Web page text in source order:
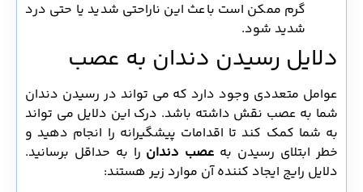
گرم ممکن است باعث این ناراحتی شدید یا حتی درد
شدید شود.
دلایل رسیدن دندان به عصب
عوامل متعددی وجود دارد که می تواند در رسیدن دندان
شما به عصب نقش داشته باشد. درک این دلایل می تواند
به شما کمک کند تا اقدامات پیشگیرانه را انجام دهید و
خطر ابتلای رسیدن به عصب دندانرا به حداقل برسانید.
دلایل رایج ایجاد کننده آن موارد زیر هستند: